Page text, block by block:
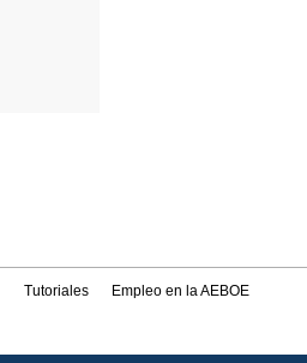
Tutoriales Empleo en la AEBOE